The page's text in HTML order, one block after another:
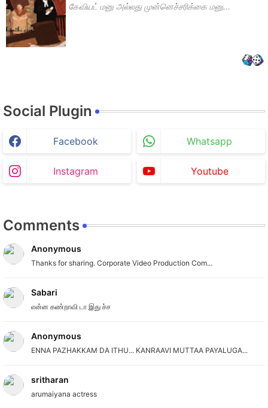
கேவியட் மனு அல்லது முன்னெச்சரிக்கை மனு...
Social Plugin
Facebook Whatsapp
Instagram Youtube
Comments
Anonymous
Thanks for sharing. Corporate Video Production Com...
Sabari
என்ன கண்றாவி டா இது ச்ச
Anonymous
ENNA PAZHAKKAM DA ITHU... KANRAAVI MUTTAA PAYALUGA...
sritharan
arumaiyana actress